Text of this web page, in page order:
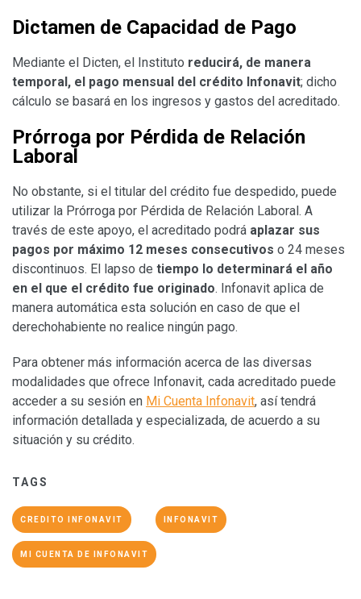
Dictamen de Capacidad de Pago
Mediante el Dicten, el Instituto reducirá, de manera
temporal, el pago mensual del crédito Infonavit; dicho
cálculo se basará en los ingresos y gastos del acreditado.
Prórroga por Pérdida de Relación
Laboral
No obstante, si el titular del crédito fue despedido, puede
utilizar la Prórroga por Pérdida de Relación Laboral. A
través de este apoyo, el acreditado podrá aplazar sus
pagos por máximo 12 meses consecutivos o 24 meses
discontinuos. El lapso de tiempo lo determinará el año
en el que el crédito fue originado. Infonavit aplica de
manera automática esta solución en caso de que el
derechohabiente no realice ningún pago.
Para obtener más información acerca de las diversas
modalidades que ofrece Infonavit, cada acreditado puede
acceder a su sesión en Mi Cuenta Infonavit, así tendrá
información detallada y especializada, de acuerdo a su
situación y su crédito.
TAGS
CREDITO INFONAVIT INFONAVIT
MI CUENTA DE INFONAVIT